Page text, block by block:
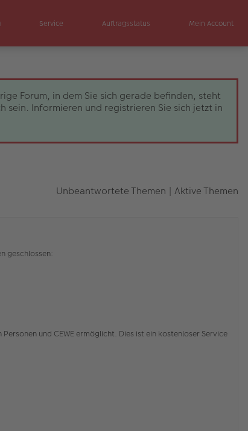
Service Auftragsstatus Mein Account
Forum, in dem Sie sich gerade befinden, steht
sein. Informieren und registrieren Sie sich jetzt in
Unbeantwortete Themen | Aktive Themen
geschlossen:
und CEWE ermöglicht. Dies ist ein kostenloser Service